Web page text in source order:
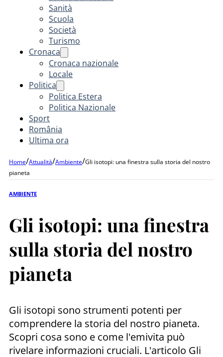
Sanità
Scuola
Società
Turismo
Cronaca
Cronaca nazionale
Locale
Politica
Politica Estera
Politica Nazionale
Sport
România
Ultima ora
Home/Attualità/Ambiente/Gli isotopi: una finestra sulla storia del nostro
pianeta
AMBIENTE
Gli isotopi: una finestra
sulla storia del nostro
pianeta
Gli isotopi sono strumenti potenti per
comprendere la storia del nostro pianeta.
Scopri cosa sono e come l'emivita può
rivelare informazioni cruciali. L'articolo Gli